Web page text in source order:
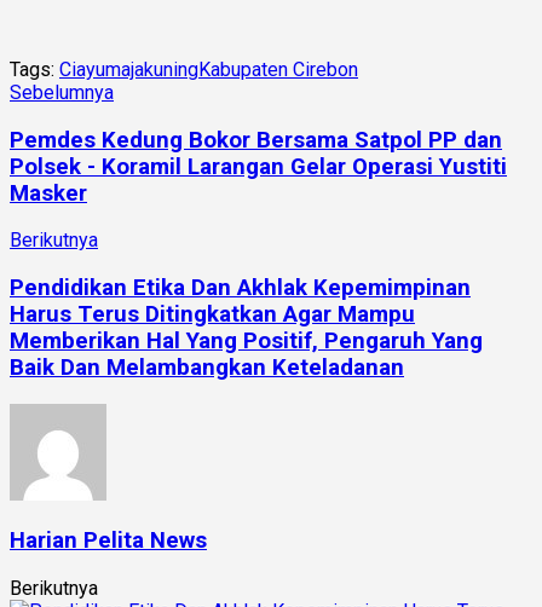
Tags: CiayumajakuningKabupaten Cirebon
Sebelumnya
Pemdes Kedung Bokor Bersama Satpol PP dan
Polsek - Koramil Larangan Gelar Operasi Yustiti
Masker
Berikutnya
Pendidikan Etika Dan Akhlak Kepemimpinan
Harus Terus Ditingkatkan Agar Mampu
Memberikan Hal Yang Positif, Pengaruh Yang
Baik Dan Melambangkan Keteladanan
Harian Pelita News
Berikutnya